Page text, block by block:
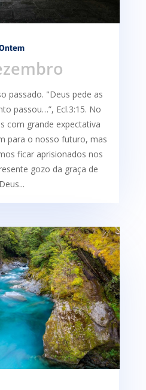
passado. "Deus pede as
passou…”, Ecl.3:15. No
com grande expectativa
para o nosso futuro, mas
ficar aprisionados nos
gozo da graça de
Deus...